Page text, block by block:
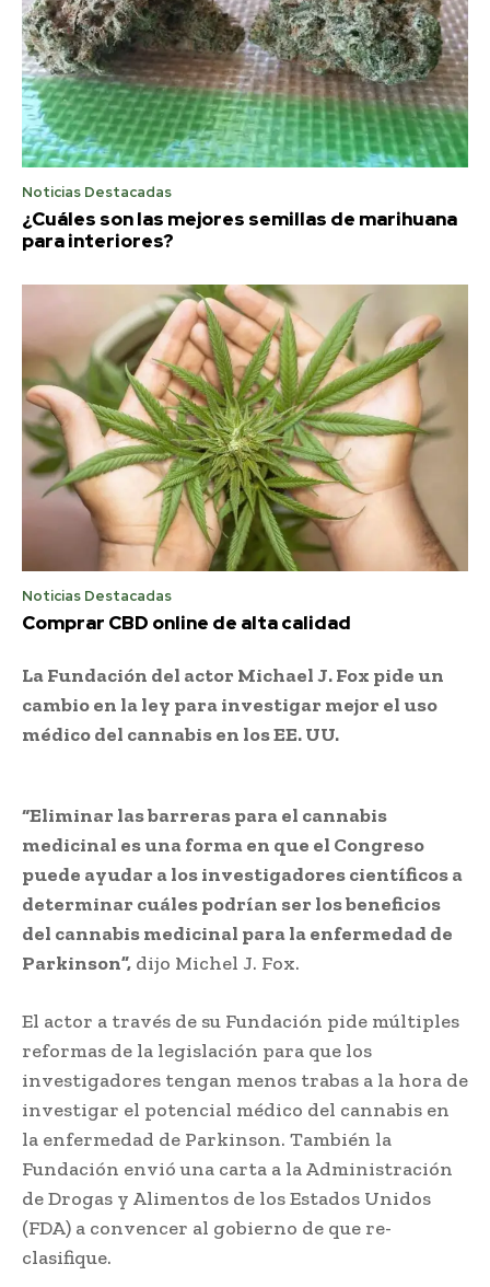
Noticias Destacadas
¿Cuáles son las mejores semillas de marihuana
para interiores?
Noticias Destacadas
Comprar CBD online de alta calidad
La Fundación del actor Michael J. Fox pide un
cambio en la ley para investigar mejor el uso
médico del cannabis en los EE. UU.
“Eliminar las barreras para el cannabis
medicinal es una forma en que el Congreso
puede ayudar a los investigadores científicos a
determinar cuáles podrían ser los beneficios
del cannabis medicinal para la enfermedad de
Parkinson”, dijo Michel J. Fox.
El actor a través de su Fundación pide múltiples
reformas de la legislación para que los
investigadores tengan menos trabas a la hora de
investigar el potencial médico del cannabis en
la enfermedad de Parkinson. También la
Fundación envió una carta a la Administración
de Drogas y Alimentos de los Estados Unidos
(FDA) a convencer al gobierno de que re-
clasifique.